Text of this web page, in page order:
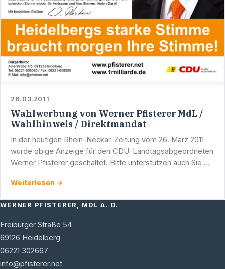
26.03.2011
Wahlwerbung von Werner Pfisterer MdL /
Wahlhinweis / Direktmandat
In der heutigen Rhein-Neckar-Zeitung vom 26. März 2011
wurde obige Anzeige für den CDU-Landtagsabgeordneten
Werner Pfisterer geschaltet. Bitte unterstützen auch Sie mit
Weiterlesen →
WERNER PFISTERER, MDL A. D.
Freiburger Straße 54
69126 Heidelberg
06221 302667
info@pfisterer.net